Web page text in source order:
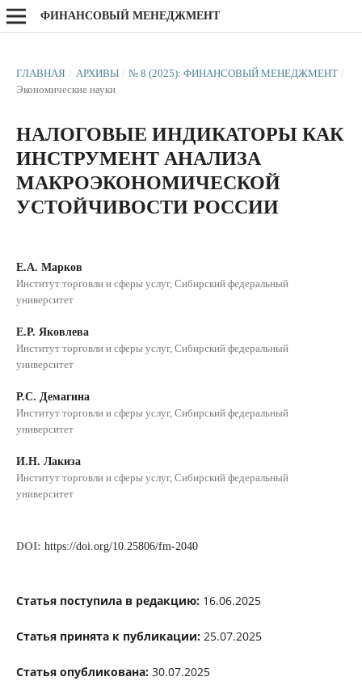
ФИНАНСОВЫЙ МЕНЕДЖМЕНТ
ГЛАВНАЯ / АРХИВЫ / № 8 (2025): ФИНАНСОВЫЙ МЕНЕДЖМЕНТ /
Экономические науки
НАЛОГОВЫЕ ИНДИКАТОРЫ КАК
ИНСТРУМЕНТ АНАЛИЗА
МАКРОЭКОНОМИЧЕСКОЙ
УСТОЙЧИВОСТИ РОССИИ
Е.А. Марков
Институт торговли и сферы услуг, Сибирский федеральный
университет
Е.Р. Яковлева
Институт торговли и сферы услуг, Сибирский федеральный
университет
Р.С. Демагина
Институт торговли и сферы услуг, Сибирский федеральный
университет
И.Н. Лакиза
Институт торговли и сферы услуг, Сибирский федеральный
университет
DOI: https://doi.org/10.25806/fm-2040
Статья поступила в редакцию:16.06.2025
Статья принята к публикации:25.07.2025
Статья опубликована:30.07.2025